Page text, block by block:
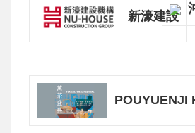
新濠建設
POUYUENJI